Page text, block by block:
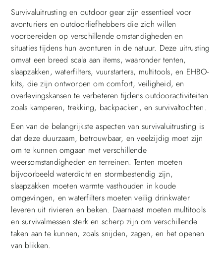
Survivaluitrusting en outdoor gear zijn essentieel voor
avonturiers en outdoorliefhebbers die zich willen
voorbereiden op verschillende omstandigheden en
situaties tijdens hun avonturen in de natuur. Deze uitrusting
omvat een breed scala aan items, waaronder tenten,
slaapzakken, waterfilters, vuurstarters, multitools, en EHBO-
kits, die zijn ontworpen om comfort, veiligheid, en
overlevingskansen te verbeteren tijdens outdooractiviteiten
zoals kamperen, trekking, backpacken, en survivaltochten.
Een van de belangrijkste aspecten van survivaluitrusting is
dat deze duurzaam, betrouwbaar, en veelzijdig moet zijn
om te kunnen omgaan met verschillende
weersomstandigheden en terreinen. Tenten moeten
bijvoorbeeld waterdicht en stormbestendig zijn,
slaapzakken moeten warmte vasthouden in koude
omgevingen, en waterfilters moeten veilig drinkwater
leveren uit rivieren en beken. Daarnaast moeten multitools
en survivalmessen sterk en scherp zijn om verschillende
taken aan te kunnen, zoals snijden, zagen, en het openen
van blikken.